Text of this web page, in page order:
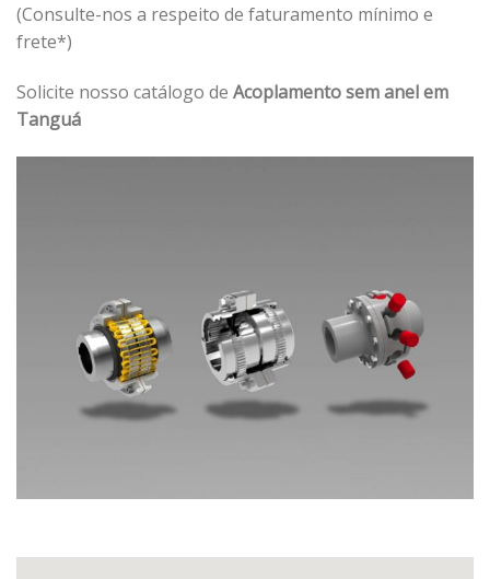
(Consulte-nos a respeito de faturamento mínimo e
frete*)
Solicite nosso catálogo de Acoplamento sem anel em
Tanguá